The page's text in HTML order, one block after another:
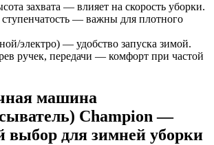
захвата — влияет на скорость уборки.
— важны для плотного
электро) — удобство запуска зимой.
ручек, передачи — комфорт при частой
машина
Champion —
выбор для зимней уборки